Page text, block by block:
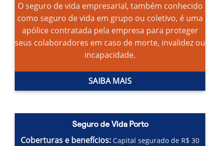
O seguro de vida empresarial, também conhecido
como seguro de vida em grupo ou coletivo, é uma
apólice contratada pela empresa para proteger
seus colaboradores em caso de morte, invalidez ou
incapacidade.
SAIBA MAIS
Seguro de Vida Porto
Coberturas e benefícios: Capital segurado de R$ 30